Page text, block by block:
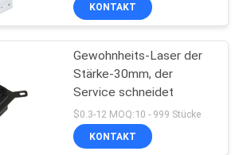
KONTAKT
Gewohnheits-Laser der
Stärke-30mm, der
Service schneidet
$0.3-12 MOQ:10 - 999 Stücke
KONTAKT